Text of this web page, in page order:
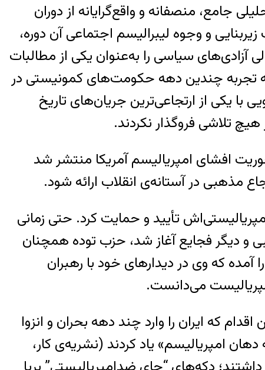
تحلیلی جامع، منصفانه و واقع‌گرایانه از دوران
و وجوه لیبرالیسم اجتماعی آن دوره،
آزادی‌های سیاسی را به‌عنوان یکی از مطالبات
تجربه چندین دهه حکومت‌های کمونیستی در
یکی از ارتجاعی‌ترین جریان‌های تاریخ
تلاشی فروگذار نکردند.
(ارگان تئوریک حزب توده ایران)، مقالات متعددی در سال‌های ۱۳۵۵ تا ۱۳۵۶ با محوریت افشای امپریالیسم آمریکا منتشر شد
تأیید و حمایت کرد. حتی زمانی
دیگر فجایع آغاز شد، حزب توده همچنان
باقی ماند. در خاطرات نورالدین کیانوری (نشر اطلاعات، ۱۳۷۱)، آشکارا آمده که وی در دیدارهای خود با رهبران
می‌دانست.
که ایران را وارد چند دهه بحران و انزوا
امپریالیسم» یاد کردند (نشریه‌ی کار،